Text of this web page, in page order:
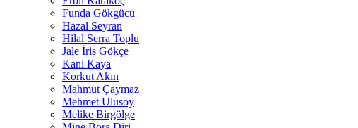
Funda Gökgücü
Hazal Seyran
Hilal Serra Toplu
Jale İris Gökçe
Kani Kaya
Korkut Akın
Mahmut Çaymaz
Mehmet Ulusoy
Melike Birgölge